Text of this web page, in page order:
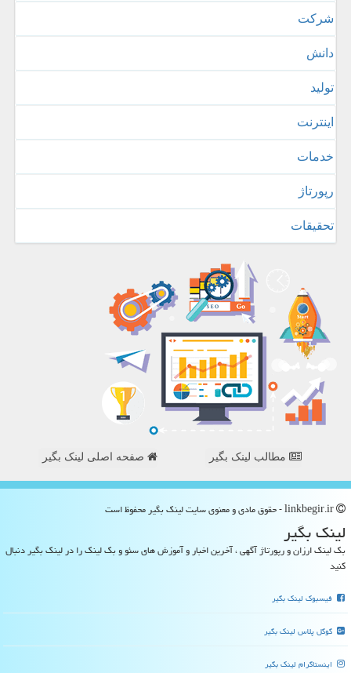
شركت
دانش
تولید
اینترنت
خدمات
رپورتاژ
تحقیقات
مطالب لینک بگیر صفحه اصلی لینک بگیر
لینك بگیر
بک لینک ارزان و رپورتاژ آگهی ، آخرین اخبار و آموزش های سئو و بک لینک را در لینک بگیر دنبال
کنید
فیسبوک لینک بگیر
گوگل پلاس لینک بگیر
اینستاگرام لینک بگیر